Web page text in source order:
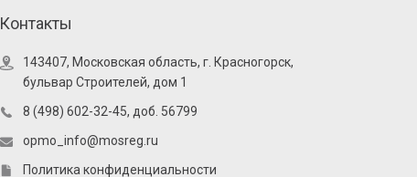
Контакты
143407, Московская область, г. Красногорск,
бульвар Строителей, дом 1
8 (498) 602-32-45, доб. 56799
opmo_info@mosreg.ru
Политика конфиденциальности